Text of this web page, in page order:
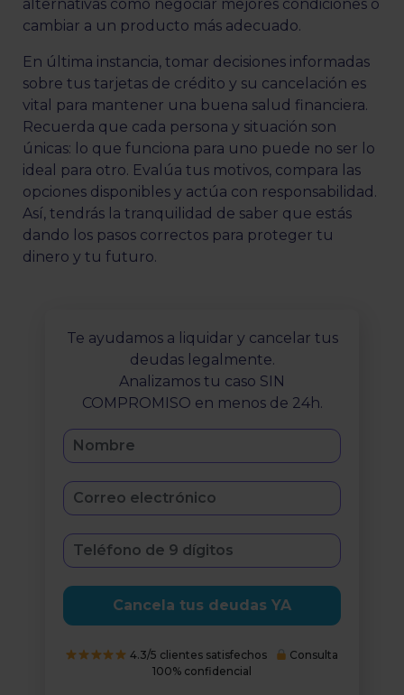
alternativas como negociar mejores condiciones o
cambiar a un producto más adecuado.
En última instancia, tomar decisiones informadas
sobre tus tarjetas de crédito y su cancelación es
vital para mantener una buena salud financiera.
Recuerda que cada persona y situación son
únicas: lo que funciona para uno puede no ser lo
ideal para otro. Evalúa tus motivos, compara las
opciones disponibles y actúa con responsabilidad.
Así, tendrás la tranquilidad de saber que estás
dando los pasos correctos para proteger tu
dinero y tu futuro.
Te ayudamos a liquidar y cancelar tus
deudas legalmente.
Analizamos tu caso SIN
COMPROMISO en menos de 24h.
Cancela tus deudas YA
4.3/5 clientes satisfechos
Consulta
100% confidencial